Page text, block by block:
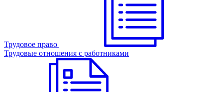
Трудовое право
Трудовые отношения с работниками